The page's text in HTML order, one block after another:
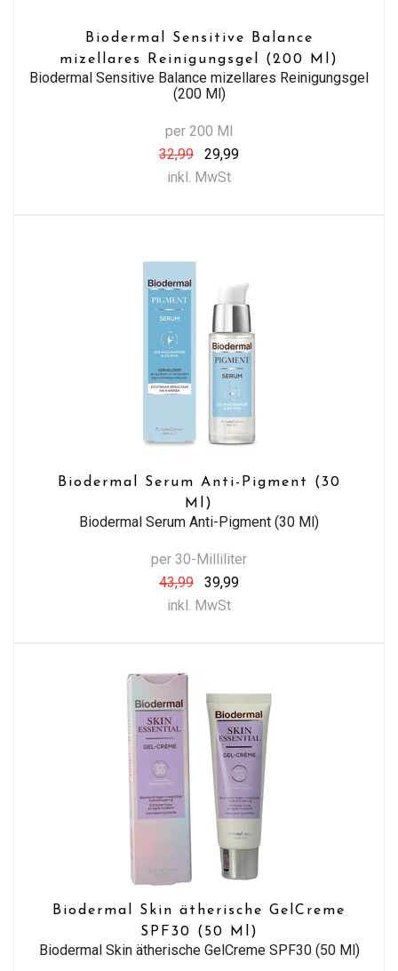
Biodermal Sensitive Balance
mizellares Reinigungsgel (200 Ml)
Biodermal Sensitive Balance mizellares Reinigungsgel
(200 Ml)
per 200 Ml
32,99
29,99
inkl. MwSt
Biodermal Serum Anti-Pigment (30
Ml)
Biodermal Serum Anti-Pigment (30 Ml)
per 30-Milliliter
43,99
39,99
inkl. MwSt
Biodermal Skin ätherische GelCreme
SPF30 (50 Ml)
Biodermal Skin ätherische GelCreme SPF30 (50 Ml)